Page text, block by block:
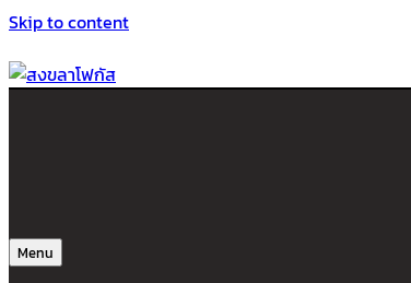
Skip to content
Menu